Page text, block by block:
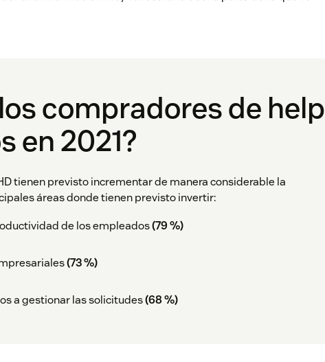
compradores de help
en 2021?
tienen previsto incrementar de manera considerable la
áreas donde tienen previsto invertir:
de los empleados(79 %)
(73 %)
a gestionar las solicitudes(68 %)